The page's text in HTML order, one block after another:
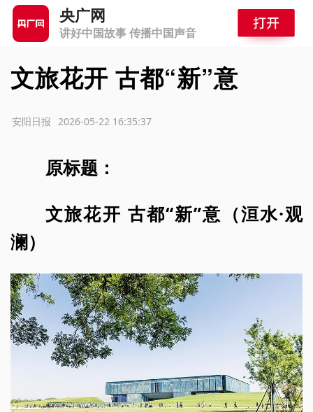
央广网
讲好中国故事 传播中国声音
文旅花开 古都“新”意
2026-05-22 16:35:37
安阳日报
原标题：
文旅花开 古都“新”意（洹水·观
澜）